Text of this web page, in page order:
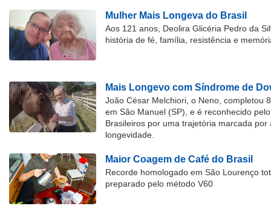
Mulher Mais Longeva do Brasil
Aos 121 anos, Deolira Glicéria Pedro da
história de fé, família, resistência e
Mais Longevo com Síndrome de
João César Melchiori, o Neno, completou
em São Manuel (SP), e é reconhecido
Brasileiros por uma trajetória marcada por
longevidade.
Maior Coagem de Café do Brasil
Recorde homologado em São Lourenço
preparado pelo método V60